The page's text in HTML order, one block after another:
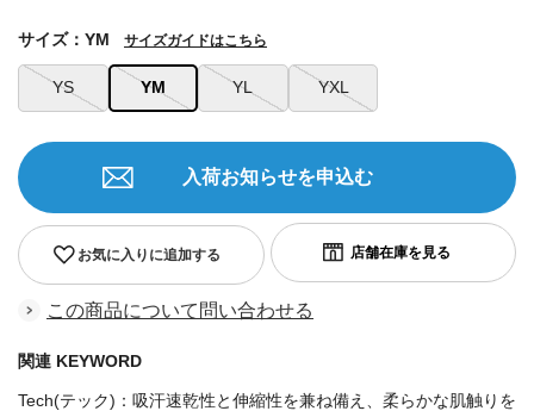
YS YM YL YXL
サイズ：YM サイズガイドはこちら
お気に入りに追加する
入荷お知らせを申込む
この商品について問い合わせる
関連 KEYWORD
Tech(テック)：吸汗速乾性と伸縮性を兼ね備え、柔らかな肌触りを